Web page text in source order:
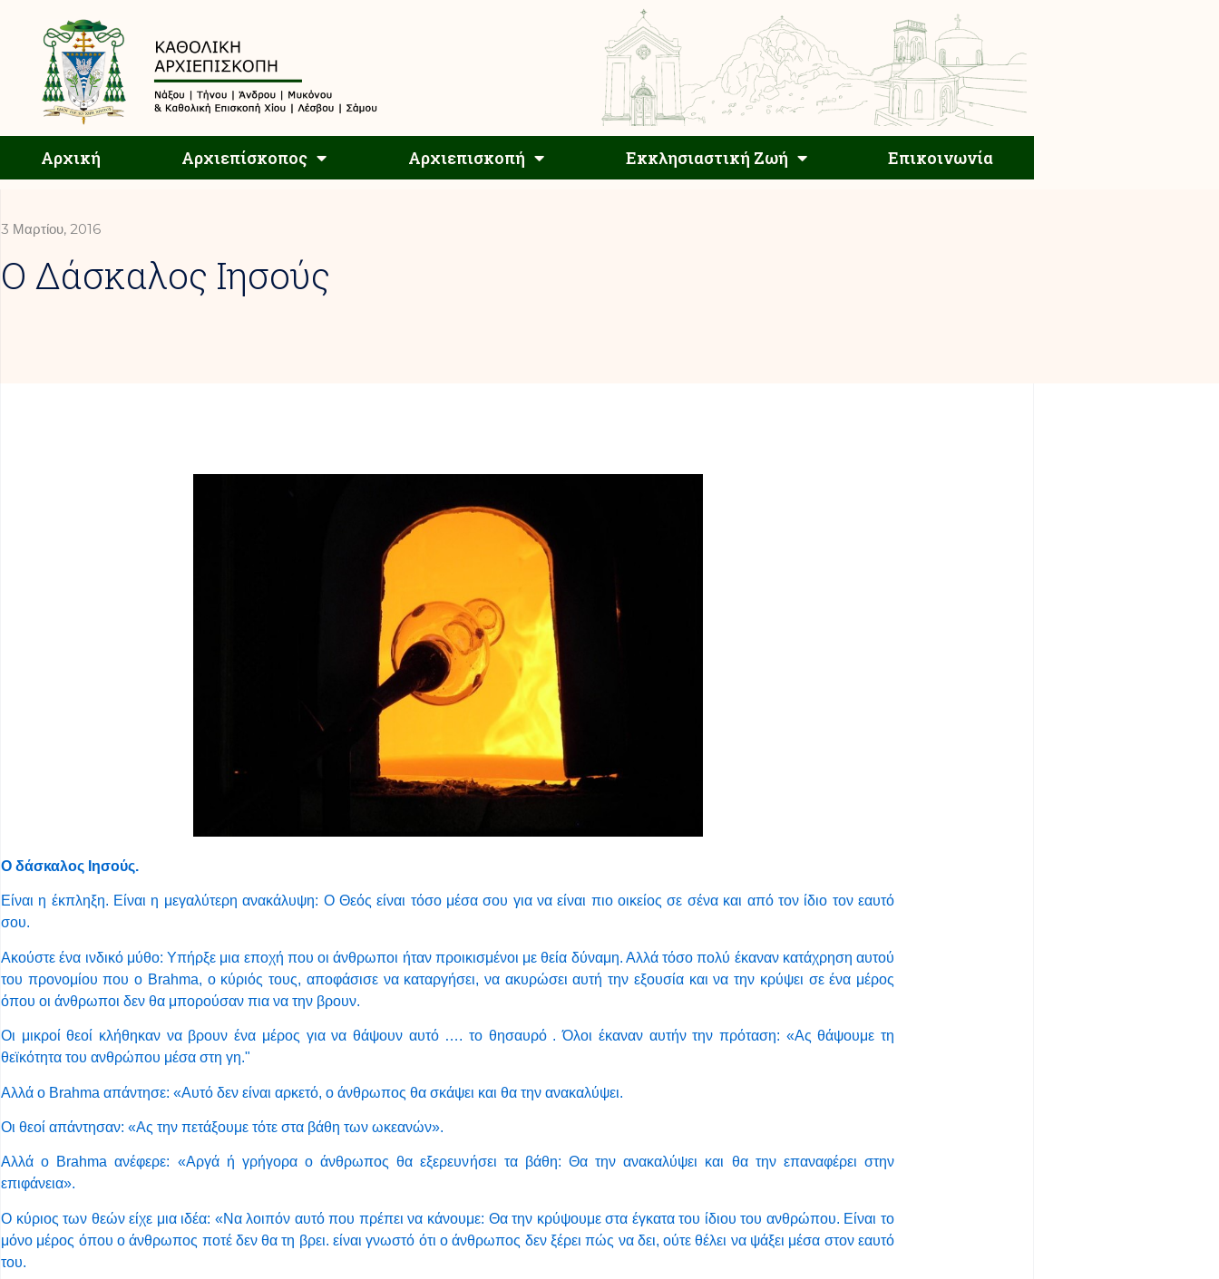
Αρχική Αρχιεπίσκοπος Αρχιεπισκοπή Εκκλησιαστική Ζωή Επικοινωνία
Αρχιεπισκοπή Εκκλησιαστική Ζωή Επικοινωνία
3 Μαρτίου, 2016
Ο Δάσκαλος Ιησούς
Ο δάσκαλος Ιησούς.
Είναι η έκπληξη. Είναι η μεγαλύτερη ανακάλυψη: Ο Θεός είναι τόσο μέσα σου για να είναι πιο οικείος σε σένα και από τον ίδιο τον εαυτό
σου.
Ακούστε ένα ινδικό μύθο: Υπήρξε μια εποχή που οι άνθρωποι ήταν προικισμένοι με θεία δύναμη. Αλλά τόσο πολύ έκαναν κατάχρηση αυτού
του προνομίου που ο Brahma, ο κύριός τους, αποφάσισε να καταργήσει, να ακυρώσει αυτή την εξουσία και να την κρύψει σε ένα μέρος
όπου οι άνθρωποι δεν θα μπορούσαν πια να την βρουν.
Οι μικροί θεοί κλήθηκαν να βρουν ένα μέρος για να θάψουν αυτό …. το θησαυρό . Όλοι έκαναν αυτήν την πρόταση: «Ας θάψουμε τη
θεϊκότητα του ανθρώπου μέσα στη γη."
Αλλά ο Brahma απάντησε: «Αυτό δεν είναι αρκετό, ο άνθρωπος θα σκάψει και θα την ανακαλύψει.
Οι θεοί απάντησαν: «Ας την πετάξουμε τότε στα βάθη των ωκεανών».
Αλλά ο Brahma ανέφερε: «Αργά ή γρήγορα ο άνθρωπος θα εξερευνήσει τα βάθη: Θα την ανακαλύψει και θα την επαναφέρει στην
επιφάνεια».
Ο κύριος των θεών είχε μια ιδέα: «Να λοιπόν αυτό που πρέπει να κάνουμε: Θα την κρύψουμε στα έγκατα του ίδιου του ανθρώπου. Είναι το
μόνο μέρος όπου ο άνθρωπος ποτέ δεν θα τη βρει. είναι γνωστό ότι ο άνθρωπος δεν ξέρει πώς να δει, ούτε θέλει να ψάξει μέσα στον εαυτό
του.